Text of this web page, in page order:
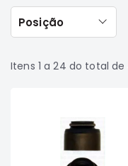
u
i
s
PREVENTIVA
VEÍCULOS
Pajero
Itens 1 a24 do total de
Posição